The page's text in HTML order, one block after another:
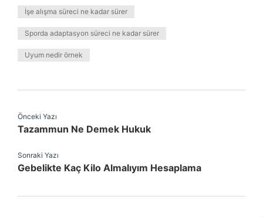
İşe alışma süreci ne kadar sürer
Sporda adaptasyon süreci ne kadar sürer
Uyum nedir örnek
Önceki Yazı
Tazammun Ne Demek Hukuk
Sonraki Yazı
Gebelikte Kaç Kilo Almalıyım Hesaplama